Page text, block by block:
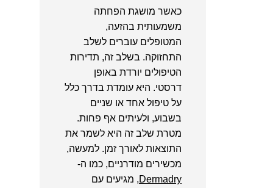
כאשר מושגת הפחתה
משמעותית בהזעה,
המטופלים עוברים לשלב
התחזוקה. בשלב זה, תדירות
הטיפולים יורדת באופן
דרסטי. היא עומדת בדרך כלל
על טיפול אחד או שניים
בשבוע, ולעיתים אף פחות.
מטרת שלב זה היא לשמר את
התוצאות לאורך זמן. למעשה,
מכשירים מודרניים, כמו ה-
Dermadry, מגיעים עם